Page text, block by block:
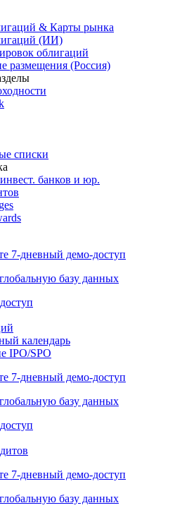
& Карты рынка
(ИИ)
облигаций
размещения (Россия)
списки
банков и юр.
7-дневный демо-доступ
базу данных
календарь
IPO/SPO
7-дневный демо-доступ
базу данных
7-дневный демо-доступ
базу данных